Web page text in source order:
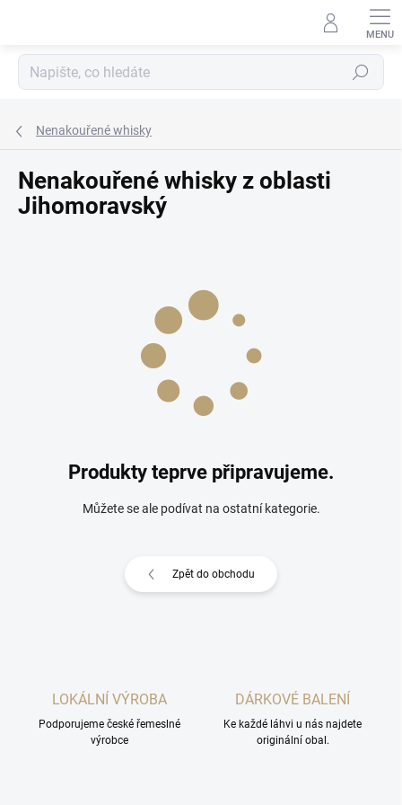
Hledat
Nenakouřené whisky
Nenakouřené whisky z oblasti
Jihomoravský
Produkty teprve připravujeme.
Můžete se ale podívat na ostatní kategorie.
Zpět do obchodu
LOKÁLNÍ VÝROBA
Podporujeme české řemeslné
výrobce
DÁRKOVÉ BALENÍ
Ke každé láhvi u nás najdete
originální obal.